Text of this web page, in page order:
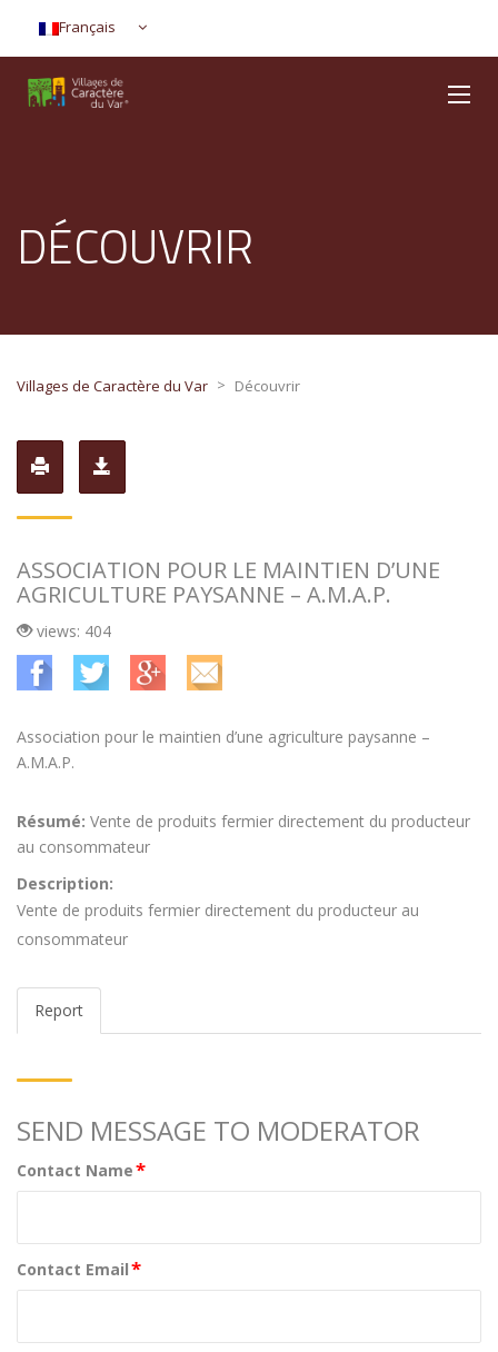
Français
DÉCOUVRIR
Villages de Caractère du Var > Découvrir
ASSOCIATION POUR LE MAINTIEN D’UNE
AGRICULTURE PAYSANNE – A.M.A.P.
views: 404
Association pour le maintien d’une agriculture paysanne –
A.M.A.P.
Résumé: Vente de produits fermier directement du producteur
au consommateur
Description:
Vente de produits fermier directement du producteur au
consommateur
Report
SEND MESSAGE TO MODERATOR
Contact Name*
Contact Email*